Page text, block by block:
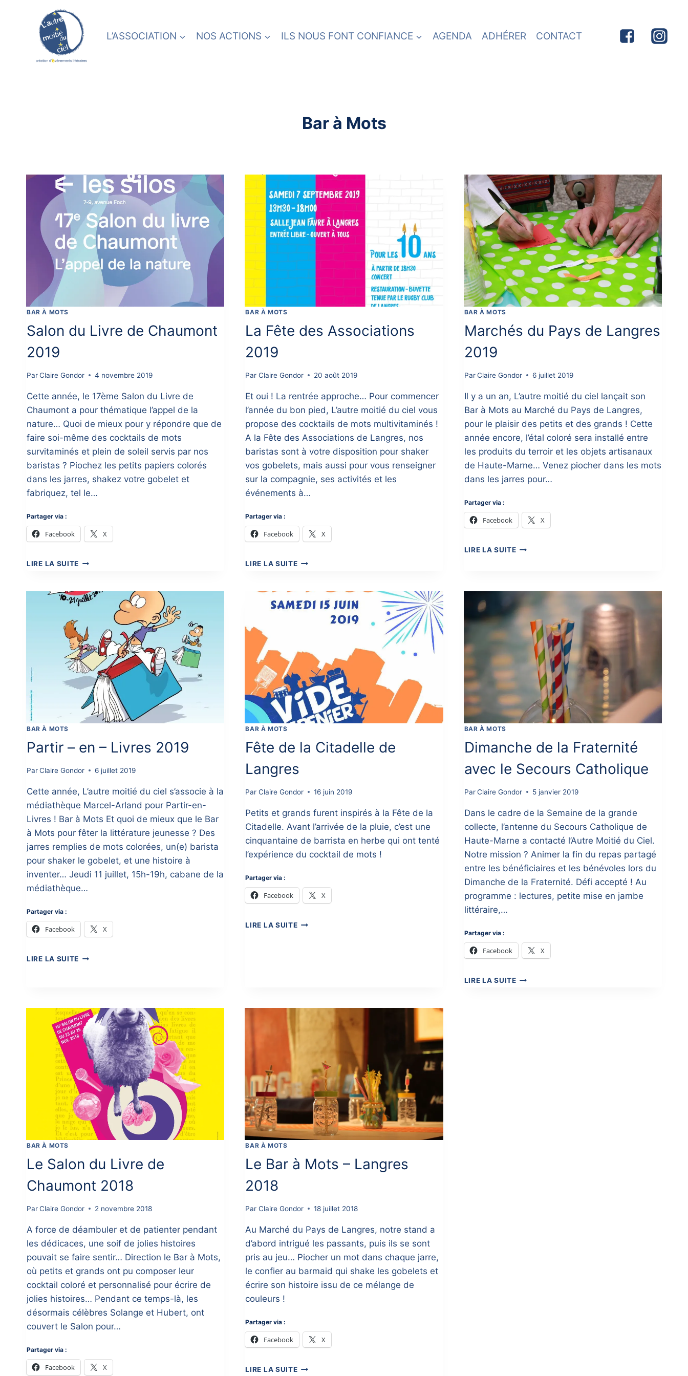
L’ASSOCIATION NOS ACTIONS ILS NOUS FONT CONFIANCE AGENDA ADHÉRER CONTACT
Bar à Mots
BAR À MOTS
Salon du Livre de Chaumont
2019
Par Claire Gondor 4 novembre 2019
Cette année, le 17ème Salon du Livre de
Chaumont a pour thématique l’appel de la
nature… Quoi de mieux pour y répondre que de
faire soi-même des cocktails de mots
survitaminés et plein de soleil servis par nos
baristas ? Piochez les petits papiers colorés
dans les jarres, shakez votre gobelet et
fabriquez, tel le…
Partager via :
Facebook X
LIRE LA SUITESALON
DE
CHAUMONT
BAR À MOTS
La Fête des Associations
2019
Par Claire Gondor 20 août 2019
Et oui ! La rentrée approche… Pour commencer
l’année du bon pied, L’autre moitié du ciel vous
propose des cocktails de mots multivitaminés !
A la Fête des Associations de Langres, nos
baristas sont à votre disposition pour shaker
vos gobelets, mais aussi pour vous renseigner
sur la compagnie, ses activités et les
événements à…
Partager via :
Facebook X
LIRE LA SUITELA
ASSOCIATIONS
2019
BAR À MOTS
Marchés du Pays de Langres
2019
Par Claire Gondor 6 juillet 2019
Il y a un an, L’autre moitié du ciel lançait son
Bar à Mots au Marché du Pays de Langres,
pour le plaisir des petits et des grands ! Cette
année encore, l’étal coloré sera installé entre
les produits du terroir et les objets artisanaux
de Haute-Marne… Venez piocher dans les mots
dans les jarres pour…
Partager via :
Facebook X
LIRE LA SUITEMARCHÉS
LANGRES
BAR À MOTS
Partir – en – Livres 2019
Par Claire Gondor 6 juillet 2019
Cette année, L’autre moitié du ciel s’associe à la
médiathèque Marcel-Arland pour Partir-en-
Livres ! Bar à Mots Et quoi de mieux que le Bar
à Mots pour fêter la littérature jeunesse ? Des
jarres remplies de mots colorées, un(e) barista
pour shaker le gobelet, et une histoire à
inventer… Jeudi 11 juillet, 15h-19h, cabane de la
médiathèque…
Partager via :
Facebook X
LIRE LA SUITEPARTIR
2019
BAR À MOTS
Fête de la Citadelle de
Langres
Par Claire Gondor 16 juin 2019
Petits et grands furent inspirés à la Fête de la
Citadelle. Avant l’arrivée de la pluie, c’est une
cinquantaine de barrista en herbe qui ont tenté
l’expérience du cocktail de mots !
Partager via :
Facebook X
LIRE LA SUITEFÊTE
BAR À MOTS
Dimanche de la Fraternité
avec le Secours Catholique
Par Claire Gondor 5 janvier 2019
Dans le cadre de la Semaine de la grande
collecte, l’antenne du Secours Catholique de
Haute-Marne a contacté l’Autre Moitié du Ciel.
Notre mission ? Animer la fin du repas partagé
entre les bénéficiaires et les bénévoles lors du
Dimanche de la Fraternité. Défi accepté ! Au
programme : lectures, petite mise en jambe
littéraire,…
Partager via :
Facebook X
LIRE LA SUITEDIMANCHE
BAR À MOTS
Le Salon du Livre de
Chaumont 2018
Par Claire Gondor 2 novembre 2018
A force de déambuler et de patienter pendant
les dédicaces, une soif de jolies histoires
pouvait se faire sentir… Direction le Bar à Mots,
où petits et grands ont pu composer leur
cocktail coloré et personnalisé pour écrire de
jolies histoires… Pendant ce temps-là, les
désormais célèbres Solange et Hubert, ont
couvert le Salon pour…
Partager via :
Facebook X
BAR À MOTS
Le Bar à Mots – Langres
2018
Par Claire Gondor 18 juillet 2018
Au Marché du Pays de Langres, notre stand a
d’abord intrigué les passants, puis ils se sont
pris au jeu… Piocher un mot dans chaque jarre,
le confier au barmaid qui shake les gobelets et
écrire son histoire issu de ce mélange de
couleurs !
Partager via :
Facebook X
LIRE LA SUITELE